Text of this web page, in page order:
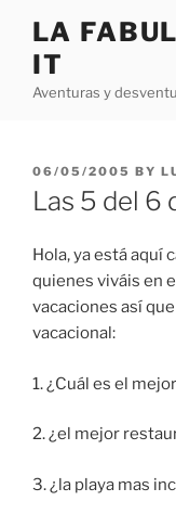
content
LA
IT
Aventuras y
POSTED
ON
06/05/2005 BY
Las 5 del 6
Hola, ya está aquí
quienes viváis en
vacaciones así
vacacional:
1. ¿Cuál es el
2. ¿el mejor
3. ¿la playa mas